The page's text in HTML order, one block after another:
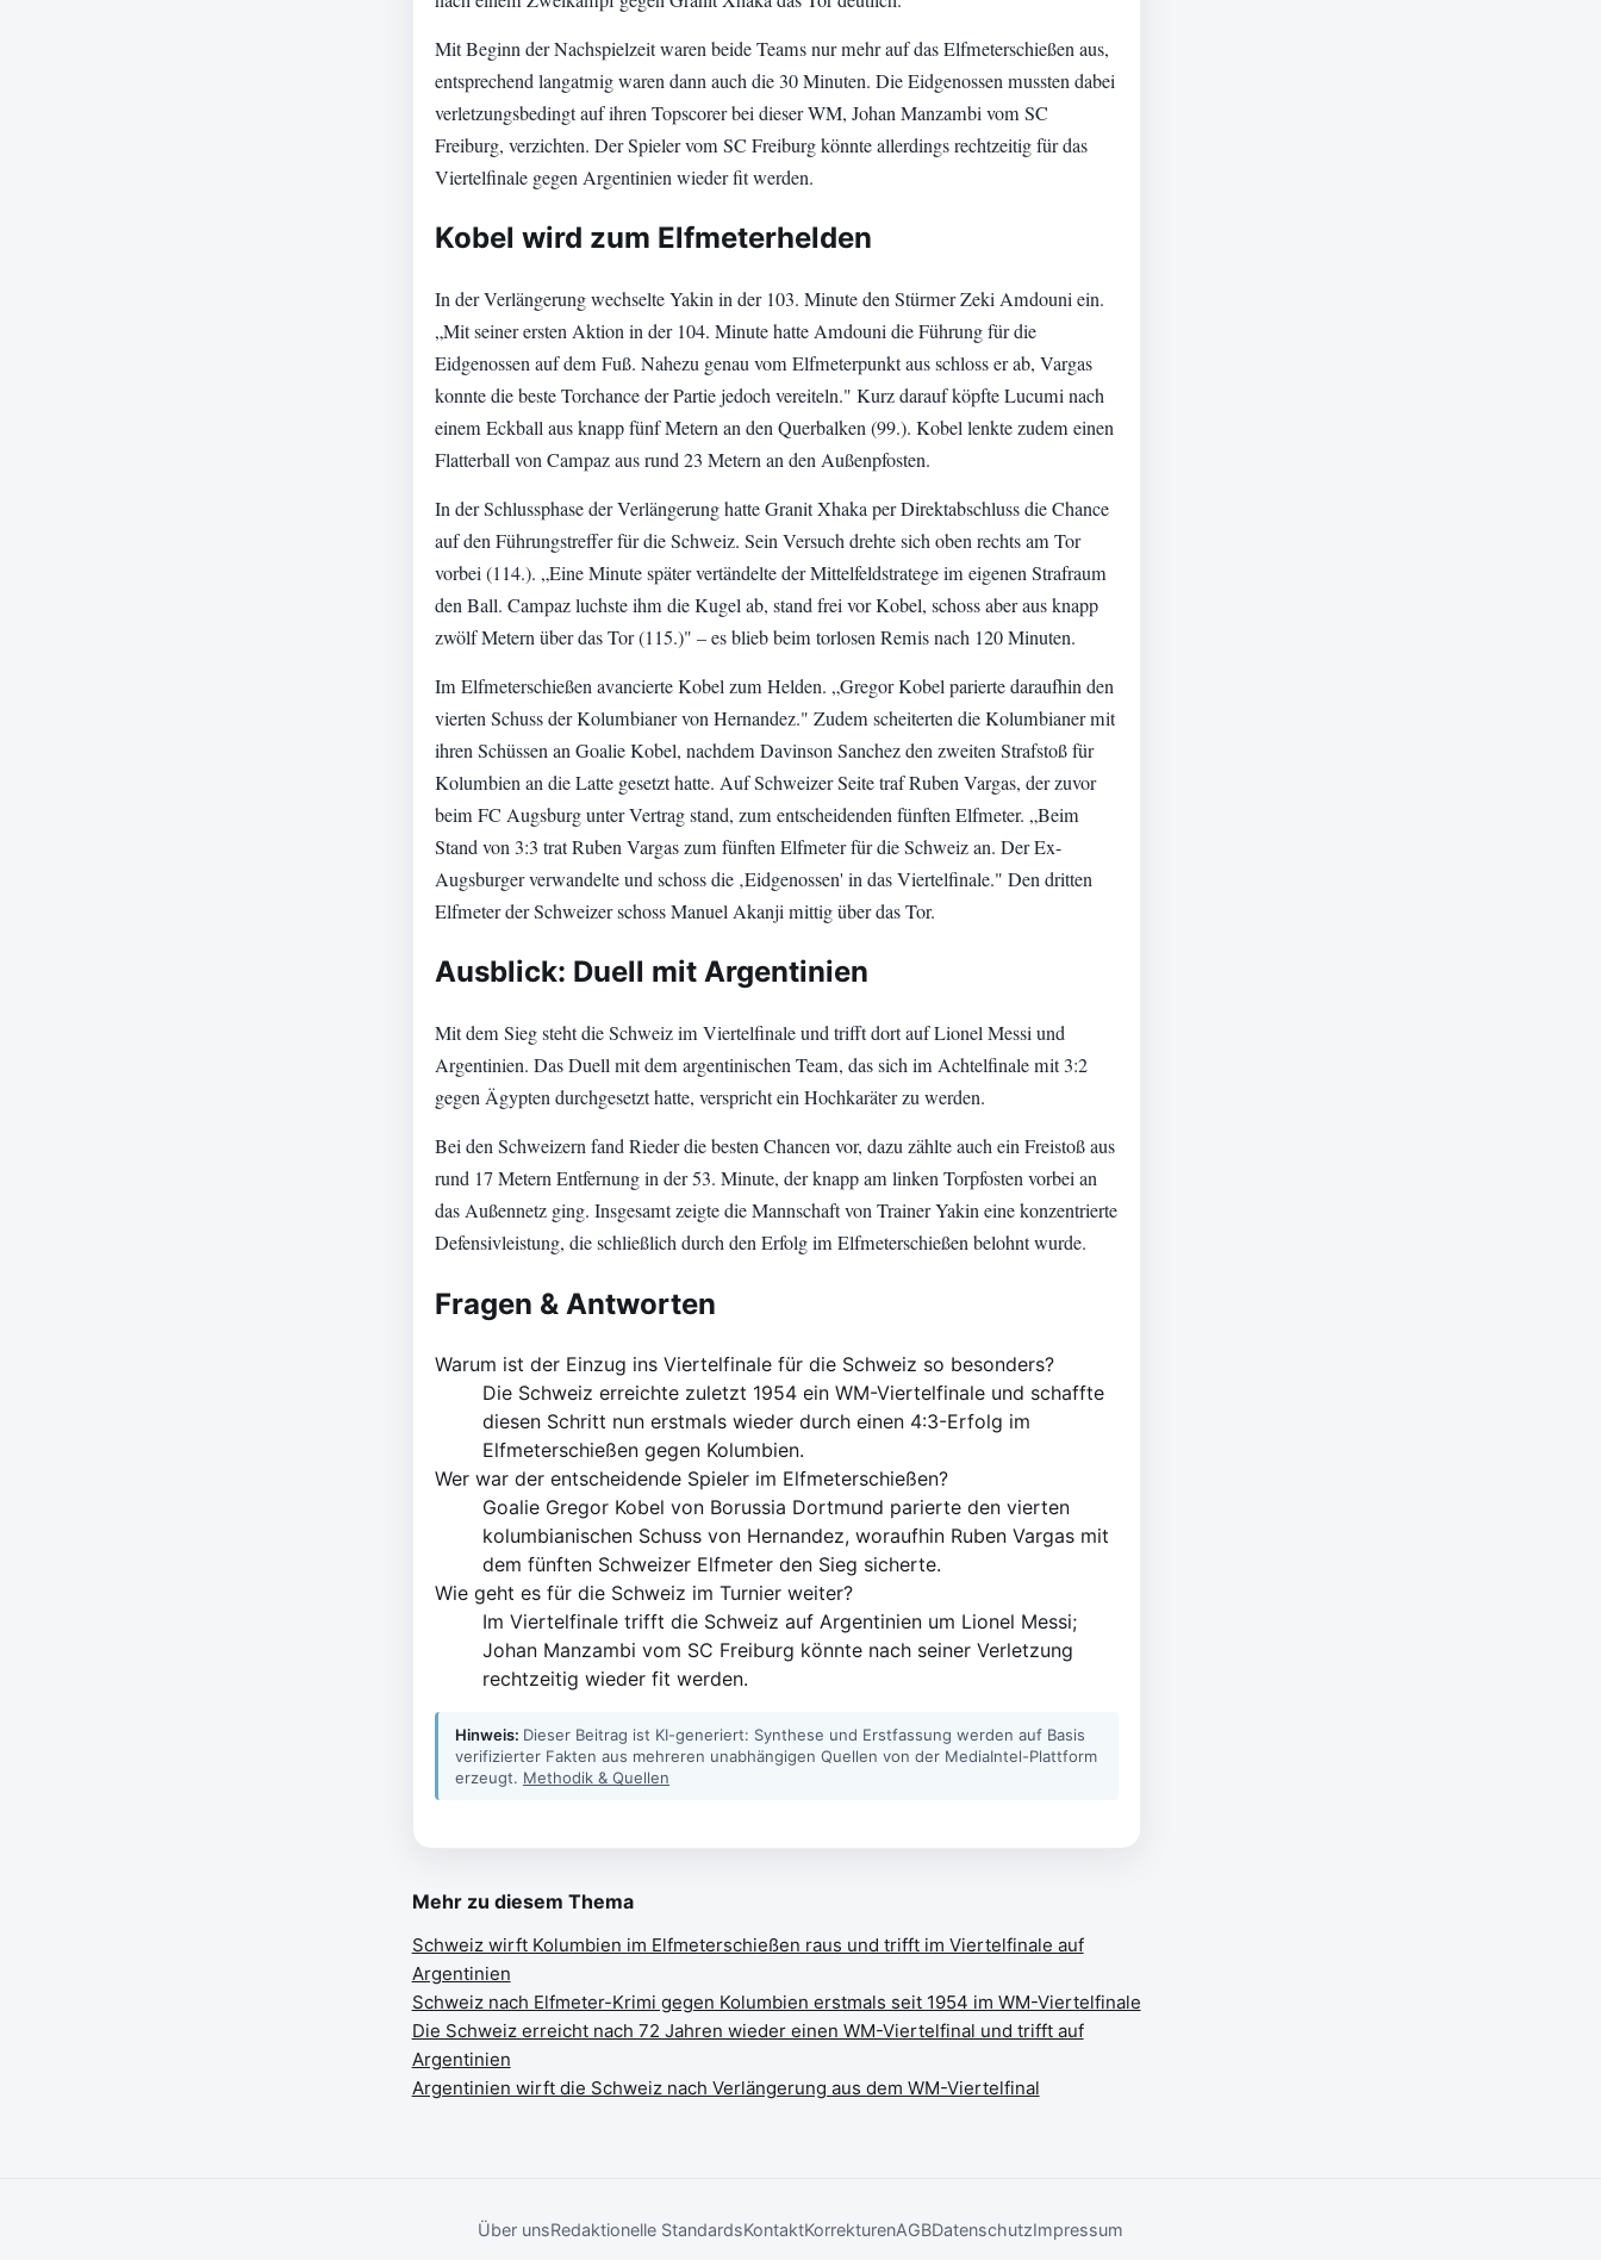
Mit Beginn der Nachspielzeit waren beide Teams nur mehr auf das Elfmeterschießen aus,
entsprechend langatmig waren dann auch die 30 Minuten. Die Eidgenossen mussten dabei
verletzungsbedingt auf ihren Topscorer bei dieser WM, Johan Manzambi vom SC
Freiburg, verzichten. Der Spieler vom SC Freiburg könnte allerdings rechtzeitig für das
Viertelfinale gegen Argentinien wieder fit werden.
Kobel wird zum Elfmeterhelden
In der Verlängerung wechselte Yakin in der 103. Minute den Stürmer Zeki Amdouni ein.
„Mit seiner ersten Aktion in der 104. Minute hatte Amdouni die Führung für die
Eidgenossen auf dem Fuß. Nahezu genau vom Elfmeterpunkt aus schloss er ab, Vargas
konnte die beste Torchance der Partie jedoch vereiteln." Kurz darauf köpfte Lucumi nach
einem Eckball aus knapp fünf Metern an den Querbalken (99.). Kobel lenkte zudem einen
Flatterball von Campaz aus rund 23 Metern an den Außenpfosten.
In der Schlussphase der Verlängerung hatte Granit Xhaka per Direktabschluss die Chance
auf den Führungstreffer für die Schweiz. Sein Versuch drehte sich oben rechts am Tor
vorbei (114.). „Eine Minute später vertändelte der Mittelfeldstratege im eigenen Strafraum
den Ball. Campaz luchste ihm die Kugel ab, stand frei vor Kobel, schoss aber aus knapp
zwölf Metern über das Tor (115.)" – es blieb beim torlosen Remis nach 120 Minuten.
Im Elfmeterschießen avancierte Kobel zum Helden. „Gregor Kobel parierte daraufhin den
vierten Schuss der Kolumbianer von Hernandez." Zudem scheiterten die Kolumbianer mit
ihren Schüssen an Goalie Kobel, nachdem Davinson Sanchez den zweiten Strafstoß für
Kolumbien an die Latte gesetzt hatte. Auf Schweizer Seite traf Ruben Vargas, der zuvor
beim FC Augsburg unter Vertrag stand, zum entscheidenden fünften Elfmeter. „Beim
Stand von 3:3 trat Ruben Vargas zum fünften Elfmeter für die Schweiz an. Der Ex-
Augsburger verwandelte und schoss die ‚Eidgenossen' in das Viertelfinale." Den dritten
Elfmeter der Schweizer schoss Manuel Akanji mittig über das Tor.
Ausblick: Duell mit Argentinien
Mit dem Sieg steht die Schweiz im Viertelfinale und trifft dort auf Lionel Messi und
Argentinien. Das Duell mit dem argentinischen Team, das sich im Achtelfinale mit 3:2
gegen Ägypten durchgesetzt hatte, verspricht ein Hochkaräter zu werden.
Bei den Schweizern fand Rieder die besten Chancen vor, dazu zählte auch ein Freistoß aus
rund 17 Metern Entfernung in der 53. Minute, der knapp am linken Torpfosten vorbei an
das Außennetz ging. Insgesamt zeigte die Mannschaft von Trainer Yakin eine konzentrierte
Defensivleistung, die schließlich durch den Erfolg im Elfmeterschießen belohnt wurde.
Fragen & Antworten
Warum ist der Einzug ins Viertelfinale für die Schweiz so besonders?
Die Schweiz erreichte zuletzt 1954 ein WM-Viertelfinale und schaffte
diesen Schritt nun erstmals wieder durch einen 4:3-Erfolg im
Elfmeterschießen gegen Kolumbien.
Wer war der entscheidende Spieler im Elfmeterschießen?
Goalie Gregor Kobel von Borussia Dortmund parierte den vierten
kolumbianischen Schuss von Hernandez, woraufhin Ruben Vargas mit
dem fünften Schweizer Elfmeter den Sieg sicherte.
Wie geht es für die Schweiz im Turnier weiter?
Im Viertelfinale trifft die Schweiz auf Argentinien um Lionel Messi;
Johan Manzambi vom SC Freiburg könnte nach seiner Verletzung
rechtzeitig wieder fit werden.
Hinweis: Dieser Beitrag ist KI-generiert: Synthese und Erstfassung werden auf Basis
verifizierter Fakten aus mehreren unabhängigen Quellen von der MediaIntel-Plattform
erzeugt. Methodik & Quellen
Mehr zu diesem Thema
Schweiz wirft Kolumbien im Elfmeterschießen raus und trifft im Viertelfinale auf
Argentinien
Schweiz nach Elfmeter-Krimi gegen Kolumbien erstmals seit 1954 im WM-Viertelfinale
Die Schweiz erreicht nach 72 Jahren wieder einen WM-Viertelfinal und trifft auf
Argentinien
Argentinien wirft die Schweiz nach Verlängerung aus dem WM-Viertelfinal
Über unsRedaktionelle StandardsKontaktKorrekturenAGBDatenschutzImpressum